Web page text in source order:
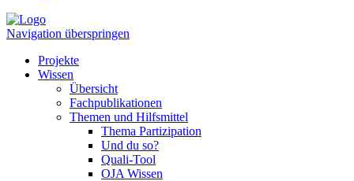
Navigation überspringen
Projekte
Wissen
Übersicht
Fachpublikationen
Themen und Hilfsmittel
Thema Partizipation
Und du so?
Quali-Tool
OJA Wissen